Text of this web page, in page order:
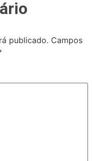
publicado. Campos